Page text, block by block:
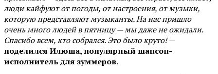
люди кайфуют от погоды, от настроения, от музыки,
которую представляют музыканты. На нас пришло
очень много людей в пятницу — мы даже не ожидали.
Спасибо всем, кто собрался. Это было круто!—
поделился Илюша, популярный шансон-
исполнитель для зуммеров.